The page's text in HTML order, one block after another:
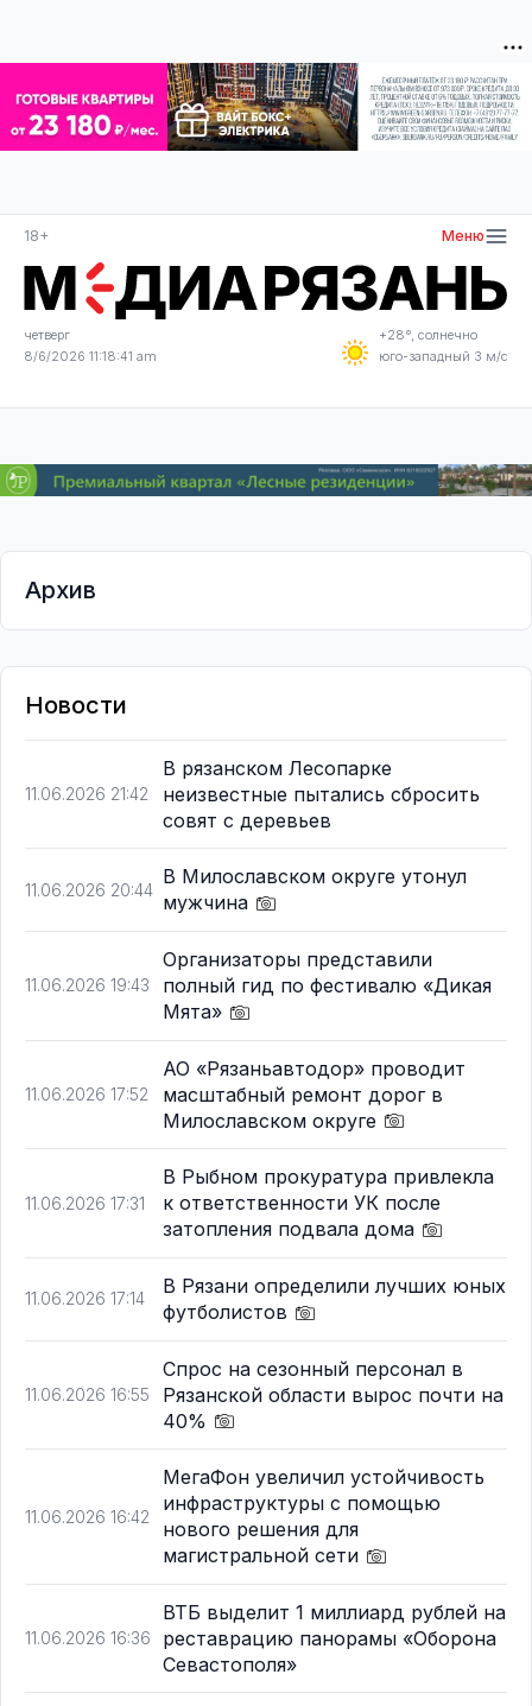
18+ Меню
четверг
8/6/2026 11:18:42 am
+28°, солнечно
юго-западный 3 м/с
Архив
Новости
11.06.2026 21:42
В рязанском Лесопарке
неизвестные пытались сбросить
совят с деревьев
11.06.2026 20:44
В Милославском округе утонул
мужчина
11.06.2026 19:43
Организаторы представили
полный гид по фестивалю «Дикая
Мята»
11.06.2026 17:52
АО «Рязаньавтодор» проводит
масштабный ремонт дорог в
Милославском округе
11.06.2026 17:31
В Рыбном прокуратура привлекла
к ответственности УК после
затопления подвала дома
11.06.2026 17:14
В Рязани определили лучших юных
футболистов
11.06.2026 16:55
Спрос на сезонный персонал в
Рязанской области вырос почти на
40%
11.06.2026 16:42
МегаФон увеличил устойчивость
инфраструктуры с помощью
нового решения для
магистральной сети
11.06.2026 16:36
ВТБ выделит 1 миллиард рублей на
реставрацию панорамы «Оборона
Севастополя»